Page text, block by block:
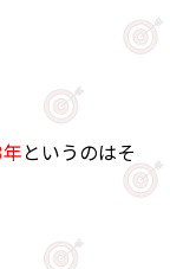
というのはそ